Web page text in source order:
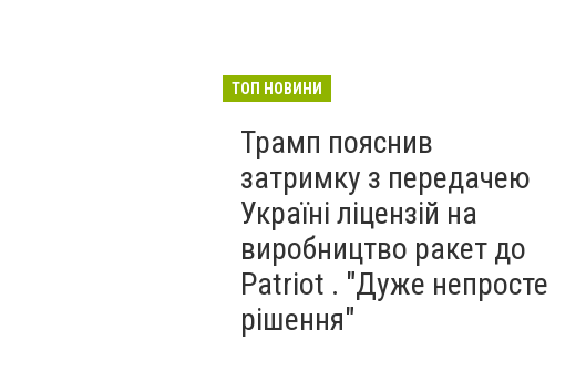
ТОП НОВИНИ
Трамп пояснив
затримку з передачею
Україні ліцензій на
виробництво ракет до
Patriot . "Дуже непросте
рішення"